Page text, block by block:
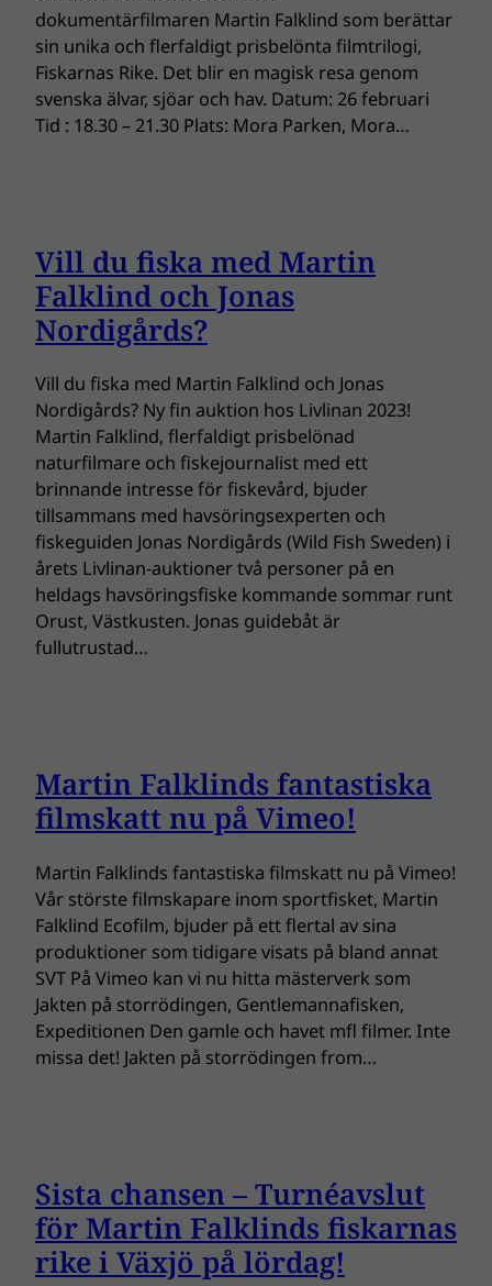
dokumentärfilmaren Martin Falklind som berättar
sin unika och flerfaldigt prisbelönta filmtrilogi,
Fiskarnas Rike. Det blir en magisk resa genom
svenska älvar, sjöar och hav. Datum: 26 februari
Tid : 18.30 – 21.30 Plats: Mora Parken, Mora…
Vill du fiska med Martin
Falklind och Jonas
Nordigårds?
Vill du fiska med Martin Falklind och Jonas
Nordigårds? Ny fin auktion hos Livlinan 2023!
Martin Falklind, flerfaldigt prisbelönad
naturfilmare och fiskejournalist med ett
brinnande intresse för fiskevård, bjuder
tillsammans med havsöringsexperten och
fiskeguiden Jonas Nordigårds (Wild Fish Sweden) i
årets Livlinan-auktioner två personer på en
heldags havsöringsfiske kommande sommar runt
Orust, Västkusten. Jonas guidebåt är
fullutrustad…
Martin Falklinds fantastiska
filmskatt nu på Vimeo!
Martin Falklinds fantastiska filmskatt nu på Vimeo!
Vår störste filmskapare inom sportfisket, Martin
Falklind Ecofilm, bjuder på ett flertal av sina
produktioner som tidigare visats på bland annat
SVT På Vimeo kan vi nu hitta mästerverk som
Jakten på storrödingen, Gentlemannafisken,
Expeditionen Den gamle och havet mfl filmer. Inte
missa det! Jakten på storrödingen from…
Sista chansen – Turnéavslut
för Martin Falklinds fiskarnas
rike i Växjö på lördag!